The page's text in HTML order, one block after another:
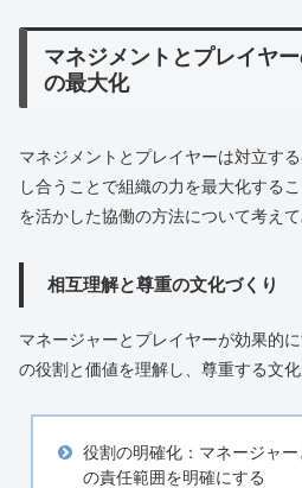
マネジメントとプレイヤ
の最大化
マネジメントとプレイヤーは対立す
し合うことで組織の力を最大化する
を活かした協働の方法について考えて
相互理解と尊重の文化づくり
マネージャーとプレイヤーが効果的
の役割と価値を理解し、尊重する文化
役割の明確化：マネージャ
の責任範囲を明確にする